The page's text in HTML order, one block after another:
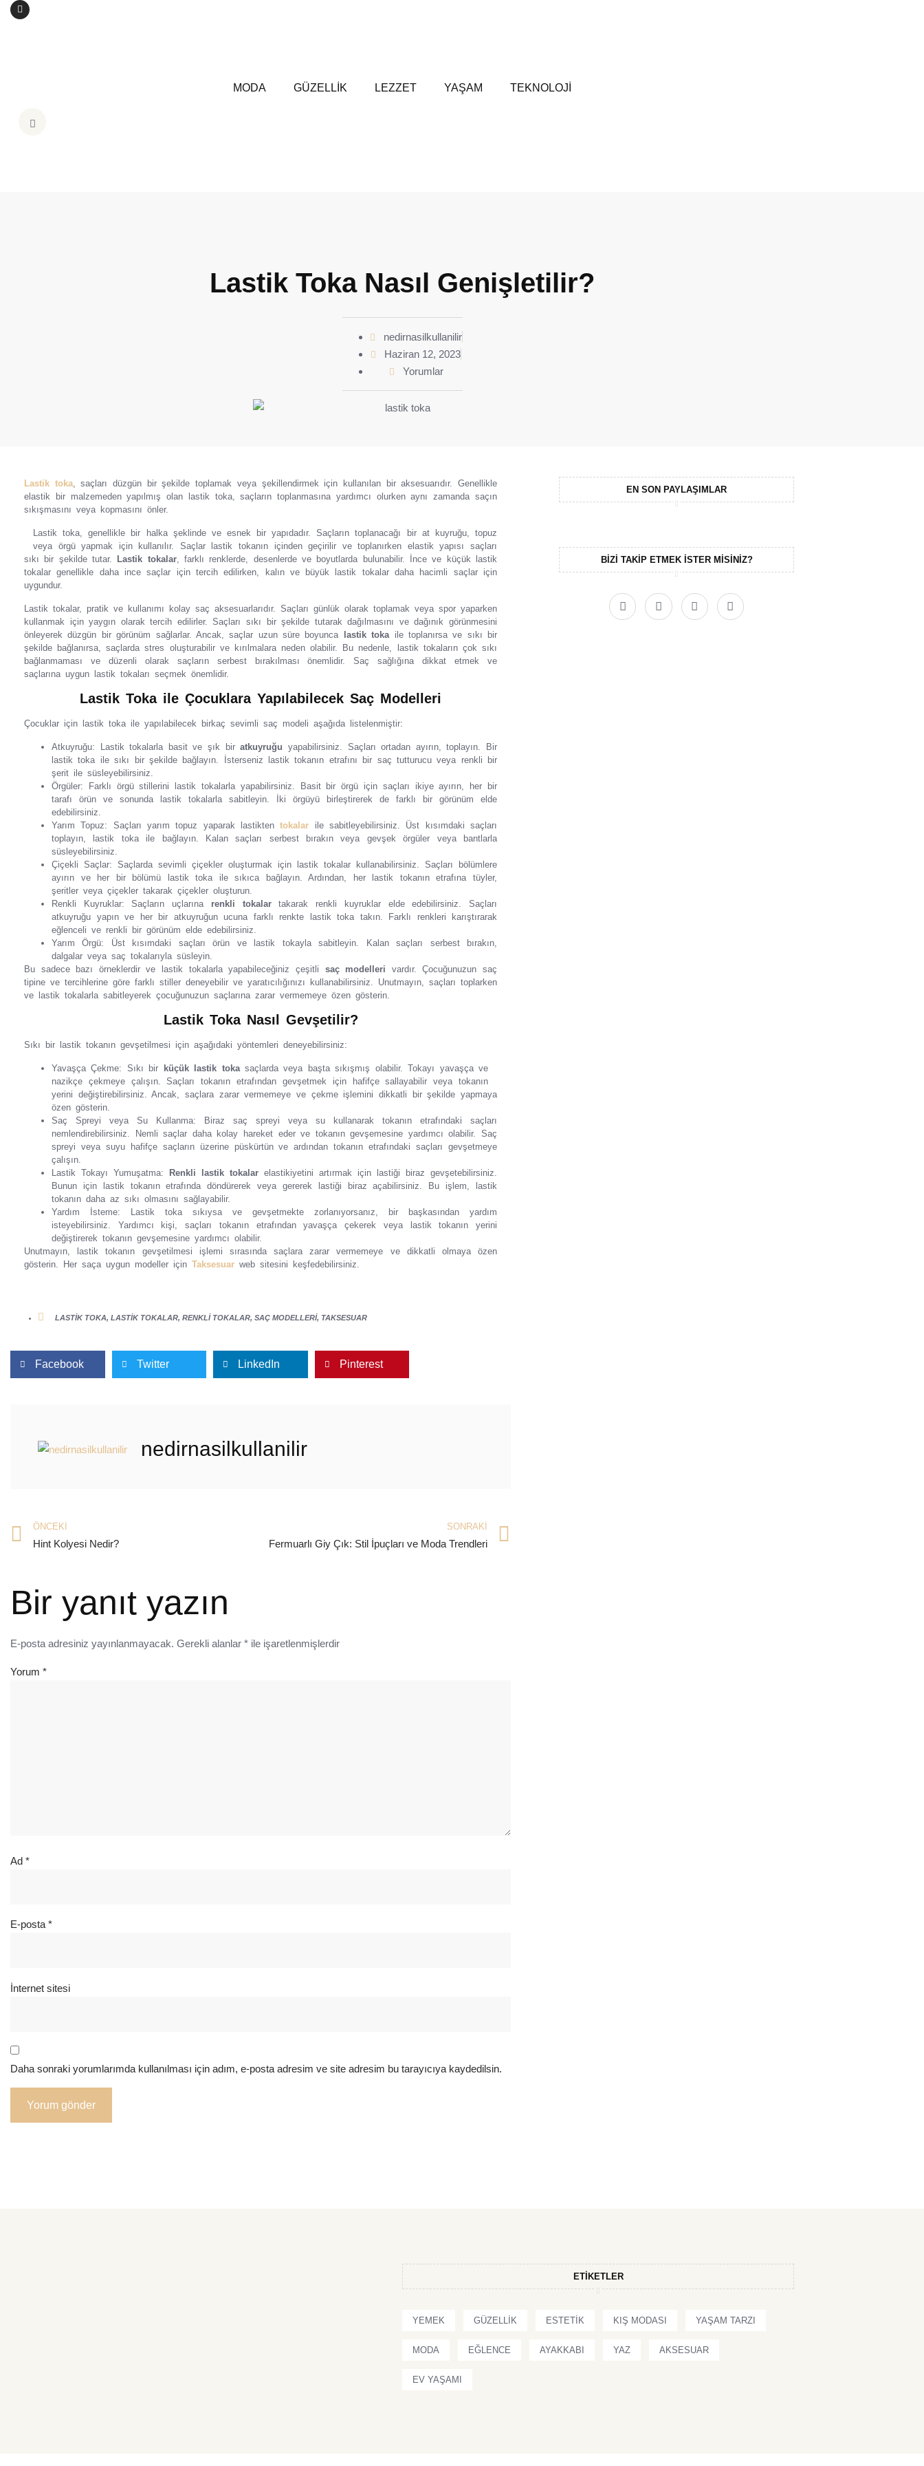
MODA GÜZELLİK LEZZET YAŞAM TEKNOLOJİ
Lastik Toka Nasıl Genişletilir?
nedirnasilkullanilir
Haziran 12, 2023
Yorumlar
Lastik toka, saçları düzgün bir şekilde toplamak veya şekillendirmek için kullanılan bir aksesuarıdır. Genellikle
elastik bir malzemeden yapılmış olan lastik toka, saçların toplanmasına yardımcı olurken aynı zamanda saçın
sıkışmasını veya kopmasını önler.
Lastik toka, genellikle bir halka şeklinde ve esnek bir yapıdadır. Saçların toplanacağı bir at kuyruğu, topuz
veya örgü yapmak için kullanılır. Saçlar lastik tokanın içinden geçirilir ve toplanırken elastik yapısı saçları
sıkı bir şekilde tutar. Lastik tokalar, farklı renklerde, desenlerde ve boyutlarda bulunabilir. İnce ve küçük lastik
tokalar genellikle daha ince saçlar için tercih edilirken, kalın ve büyük lastik tokalar daha hacimli saçlar için
uygundur.
Lastik tokalar, pratik ve kullanımı kolay saç aksesuarlarıdır. Saçları günlük olarak toplamak veya spor yaparken
kullanmak için yaygın olarak tercih edilirler. Saçları sıkı bir şekilde tutarak dağılmasını ve dağınık görünmesini
önleyerek düzgün bir görünüm sağlarlar. Ancak, saçlar uzun süre boyunca lastik toka ile toplanırsa ve sıkı bir
şekilde bağlanırsa, saçlarda stres oluşturabilir ve kırılmalara neden olabilir. Bu nedenle, lastik tokaların çok sıkı
bağlanmaması ve düzenli olarak saçların serbest bırakılması önemlidir. Saç sağlığına dikkat etmek ve
saçlarına uygun lastik tokaları seçmek önemlidir.
Lastik Toka ile Çocuklara Yapılabilecek Saç Modelleri
Çocuklar için lastik toka ile yapılabilecek birkaç sevimli saç modeli aşağıda listelenmiştir:
Atkuyruğu: Lastik tokalarla basit ve şık biratkuyruğu yapabilirsiniz. Saçları ortadan ayırın, toplayın. Bir
lastik toka ile sıkı bir şekilde bağlayın. İsterseniz lastik tokanın etrafını bir saç tutturucu veya renkli bir
şerit ile süsleyebilirsiniz.
Örgüler: Farklı örgü stillerini lastik tokalarla yapabilirsiniz. Basit bir örgü için saçları ikiye ayırın, her bir
tarafı örün ve sonunda lastik tokalarla sabitleyin. İki örgüyü birleştirerek de farklı bir görünüm elde
edebilirsiniz.
Yarım Topuz: Saçları yarım topuz yaparak lastiktentokalar ile sabitleyebilirsiniz. Üst kısımdaki saçları
toplayın, lastik toka ile bağlayın. Kalan saçları serbest bırakın veya gevşek örgüler veya bantlarla
süsleyebilirsiniz.
Çiçekli Saçlar: Saçlarda sevimli çiçekler oluşturmak için lastik tokalar kullanabilirsiniz. Saçları bölümlere
ayırın ve her bir bölümü lastik toka ile sıkıca bağlayın. Ardından, her lastik tokanın etrafına tüyler,
şeritler veya çiçekler takarak çiçekler oluşturun.
Renkli Kuyruklar: Saçların uçlarına renkli tokalartakarak renkli kuyruklar elde edebilirsiniz. Saçları
atkuyruğu yapın ve her bir atkuyruğun ucuna farklı renkte lastik toka takın. Farklı renkleri karıştırarak
eğlenceli ve renkli bir görünüm elde edebilirsiniz.
Yarım Örgü: Üst kısımdaki saçları örün ve lastik tokayla sabitleyin. Kalan saçları serbest bırakın,
dalgalar veya saç tokalarıyla süsleyin.
Bu sadece bazı örneklerdir ve lastik tokalarla yapabileceğiniz çeşitli saç modelleri vardır. Çocuğunuzun saç
tipine ve tercihlerine göre farklı stiller deneyebilir ve yaratıcılığınızı kullanabilirsiniz. Unutmayın, saçları toplarken
ve lastik tokalarla sabitleyerek çocuğunuzun saçlarına zarar vermemeye özen gösterin.
Lastik Toka Nasıl Gevşetilir?
Sıkı bir lastik tokanın gevşetilmesi için aşağıdaki yöntemleri deneyebilirsiniz:
Yavaşça Çekme: Sıkı bir küçük lastik tokasaçlarda veya başta sıkışmış olabilir. Tokayı yavaşça ve
nazikçe çekmeye çalışın. Saçları tokanın etrafından gevşetmek için hafifçe sallayabilir veya tokanın
yerini değiştirebilirsiniz. Ancak, saçlara zarar vermemeye ve çekme işlemini dikkatli bir şekilde yapmaya
özen gösterin.
Saç Spreyi veya Su Kullanma: Biraz saç spreyi veya su kullanarak tokanın etrafındaki saçları
nemlendirebilirsiniz. Nemli saçlar daha kolay hareket eder ve tokanın gevşemesine yardımcı olabilir. Saç
spreyi veya suyu hafifçe saçların üzerine püskürtün ve ardından tokanın etrafındaki saçları gevşetmeye
çalışın.
Lastik Tokayı Yumuşatma: Renkli lastik tokalar elastikiyetini artırmak için lastiği biraz gevşetebilirsiniz.
Bunun için lastik tokanın etrafında döndürerek veya gererek lastiği biraz açabilirsiniz. Bu işlem, lastik
tokanın daha az sıkı olmasını sağlayabilir.
Yardım İsteme: Lastik toka sıkıysa ve gevşetmekte zorlanıyorsanız, bir başkasından yardım
isteyebilirsiniz. Yardımcı kişi, saçları tokanın etrafından yavaşça çekerek veya lastik tokanın yerini
değiştirerek tokanın gevşemesine yardımcı olabilir.
Unutmayın, lastik tokanın gevşetilmesi işlemi sırasında saçlara zarar vermemeye ve dikkatli olmaya özen
gösterin. Her saça uygun modeller için Taksesuar web sitesini keşfedebilirsiniz.
LASTIK TOKA, LASTIK TOKALAR, RENKLI TOKALAR, SAÇ MODELLERI, TAKSESUAR
Facebook Twitter LinkedIn Pinterest
nedirnasilkullanilir
ÖNCEKI
Hint Kolyesi Nedir?
SONRAKI
Fermuarlı Giy Çık: Stil İpuçları ve Moda Trendleri
Bir yanıt yazın
E-posta adresiniz yayınlanmayacak. Gerekli alanlar * ile işaretlenmişlerdir
Yorum *
Ad *
E-posta *
İnternet sitesi
Daha sonraki yorumlarımda kullanılması için adım, e-posta adresim ve site adresim bu tarayıcıya kaydedilsin.
EN SON PAYLAŞIMLAR
BIZI TAKIP ETMEK ISTER MISINIZ?
ETIKETLER
YEMEK GÜZELLIK ESTETIK KIŞ MODASI YAŞAM TARZI
MODA EĞLENCE AYAKKABI YAZ AKSESUAR
EV YAŞAMI